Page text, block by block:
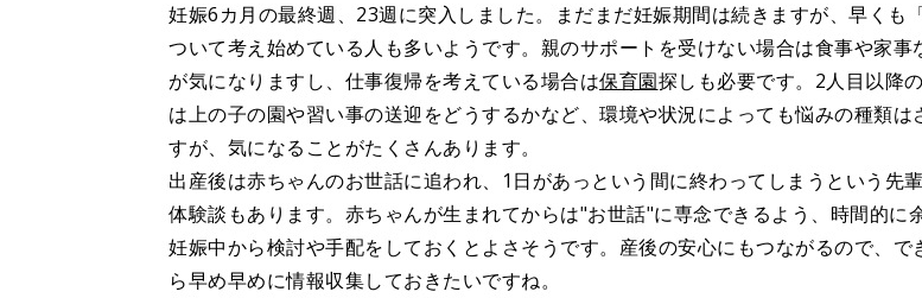
妊娠6カ月の最終週、23週に突入しました。まだまだ妊娠期間は続きますが、早くも
ついて考え始めている人も多いようです。親のサポートを受けない場合は食事や家事
が気になりますし、仕事復帰を考えている場合は保育園探しも必要です。2人目以降
は上の子の園や習い事の送迎をどうするかなど、環境や状況によっても悩みの種類は
すが、気になることがたくさんあります。
出産後は赤ちゃんのお世話に追われ、1日があっという間に終わってしまうという先
体験談もあります。赤ちゃんが生まれてからは"お世話"に専念できるよう、時間的に
妊娠中から検討や手配をしておくとよさそうです。産後の安心にもつながるので、で
ら早め早めに情報収集しておきたいですね。